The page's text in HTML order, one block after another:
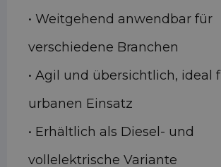
• Weitgehend anwendbar für
verschiedene Branchen
• Agil und übersichtlich, ideal
urbanen Einsatz
• Erhältlich als Diesel- und
vollelektrische Variante